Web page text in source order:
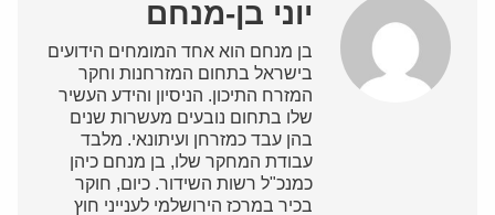
יוני בן-מנחם
בן מנחם הוא אחד המומחים הידועים
בישראל בתחום המזרחנות וחקר
המזרח התיכון. הניסיון והידע העשיר
שלו בתחום נובעים מעשרות שנים
בהן עבד כמזרחן ועיתונאי. מלבד
עבודת המחקר שלו, בן מנחם כיהן
כמנכ"ל רשות השידור. כיום, חוקר
בכיר במרכז הירושלמי לענייני חוץ